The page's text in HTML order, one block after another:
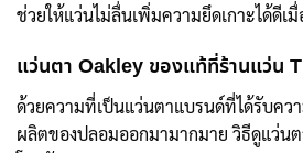
ช่วยให้แว่นไม่ลื่นเพิ่มความยึดเกาะได้ดีเมื่
แว่นตา Oakley ของแท้ที่ร้านแว่น
ด้วยความที่เป็นแว่นตาแบรนด์ที่ได้รับคว
ผลิตของปลอมออกมามากมาย วิธีดูแว่นต